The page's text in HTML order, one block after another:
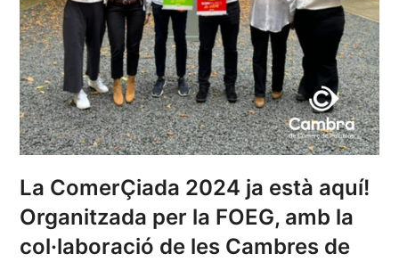
La ComerÇiada 2024 ja està aquí!
Organitzada per la FOEG, amb la
col·laboració de les Cambres de